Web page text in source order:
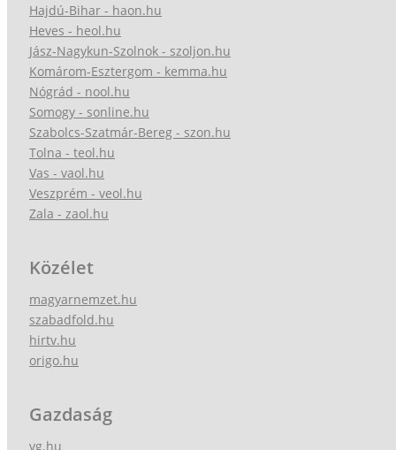
Hajdú-Bihar - haon.hu
Heves - heol.hu
Jász-Nagykun-Szolnok - szoljon.hu
Komárom-Esztergom - kemma.hu
Nógrád - nool.hu
Somogy - sonline.hu
Szabolcs-Szatmár-Bereg - szon.hu
Tolna - teol.hu
Vas - vaol.hu
Veszprém - veol.hu
Zala - zaol.hu
Közélet
magyarnemzet.hu
szabadfold.hu
hirtv.hu
origo.hu
Gazdaság
vg.hu